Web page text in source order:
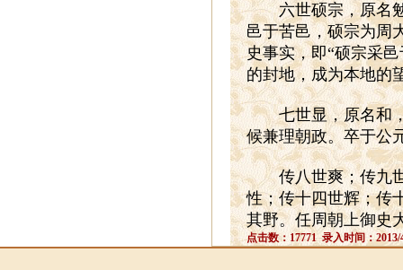
六世硕宗，原名勉
邑于苦邑，硕宗为周
史事实，即“硕宗采
的封地，成为本地的
七世显，原名和，
候兼理朝政。卒于公
传八世爽；传九世
性；传十四世辉；传
其野。任周朝上御史
点击数：17771 录入时间：2013/